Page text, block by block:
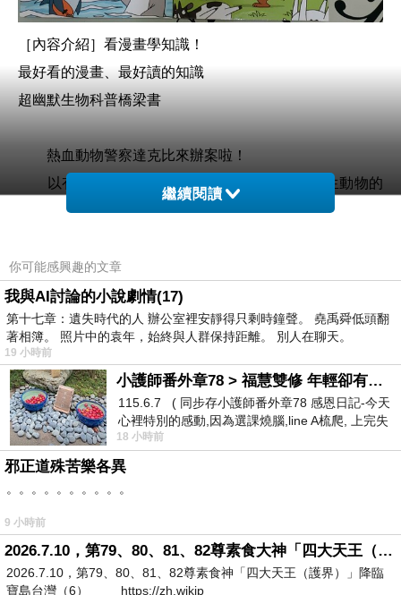
［內容介紹］ 看漫畫學知識！
最好看的漫畫、最好讀的知識
超幽默生物科普橋梁書
熱血動物警察達克比來辦案啦！
以有趣的辦案情節為主題，從探討陸生與水生動物的
行為與生態，到地球的演化，
真正的凶手，或是幫助被當作罪犯的動物洗清嫌疑呢？快
跟達克比一起出動，你也可以成為辦案小高手！
◎達克比辦案系列四大特色
特色1 最強知識漫畫自製團隊：超人氣兒童科普作家
胡妙芬＋新銳漫畫家柯智元
特色2 最具圖像式學習效果的「生物科普橋梁書」：
幽默漫畫＋趣味故事＋知識學習小單元
特色3 最佳科學研究方法的應用範本：爆笑懸疑故事
＋抽絲剝繭的辦案推理
特色4 最好看的國中生物基礎課外書：扣合中小學課
綱＋顛覆傳統科普書的故事呈現
繼續閱讀
你可能感興趣的文章
我與AI討論的小說劇情(17)
第十七章：遺失時代的人 辦公室裡安靜得只剩時鐘聲。 堯禹舜低頭翻
著相簿。 照片中的袁年，始終與人群保持距離。 別人在聊天。
19 小時前
小護師番外章78 > 福慧雙修 年輕卻有個老靈魂 ㄑ金剛經〉podcast
115.6.7 ( 同步存小護師番外章78 感恩日記-今天
心裡特別的感動,因為選課燒腦,line A梳爬, 上完失
智課的她,特來傾
18 小時前
邪正道殊苦樂各異
。。。。。。。。。。
9 小時前
2026.7.10，第79、80、81、82尊素食大神「四大天王（護界）」降臨寶島台灣（6）
2026.7.10，第79、80、81、82尊素食神「四大天王（護界）」降臨
寶島台灣（6） https://zh.wikip